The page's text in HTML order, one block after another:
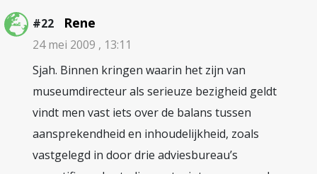
#22 Rene
24 mei 2009 , 13:11
Sjah. Binnen kringen waarin het zijn van
museumdirecteur als serieuze bezigheid geldt
vindt men vast iets over de balans tussen
aansprekendheid en inhoudelijkheid, zoals
vastgelegd in door drie adviesbureau’s